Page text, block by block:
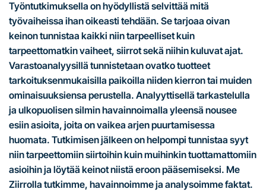
Työntutkimuksella on hyödyllistä selvittää mitä
työvaiheissa ihan oikeasti tehdään. Se tarjoaa oivan
keinon tunnistaa kaikki niin tarpeelliset kuin
tarpeettomatkin vaiheet, siirrot sekä niihin kuluvat ajat.
Varastoanalyysillä tunnistetaan ovatko tuotteet
tarkoituksenmukaisilla paikoilla niiden kierron tai muiden
ominaisuuksiensa perustella. Analyyttisellä tarkastelulla
ja ulkopuolisen silmin havainnoimalla yleensä nousee
esiin asioita, joita on vaikea arjen puurtamisessa
huomata. Tutkimisen jälkeen on helpompi tunnistaa syyt
niin tarpeettomiin siirtoihin kuin muihinkin tuottamattomiin
asioihin ja löytää keinot niistä eroon pääsemiseksi. Me
Ziirrolla tutkimme, havainnoimme ja analysoimme faktat.